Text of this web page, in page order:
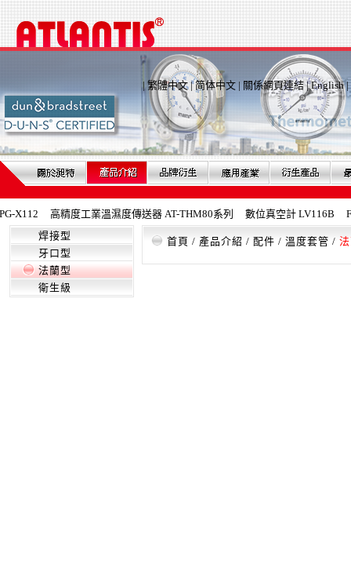
| 繁體中文|简体中文 | 關係網頁連結|English|
X112 高精度工業溫濕度傳送器 AT-THM80系列 數位真空計 LV116B
焊接型
牙口型
法蘭型
衛生級
首頁 / 產品介紹 / 配件 / 溫度套管 /